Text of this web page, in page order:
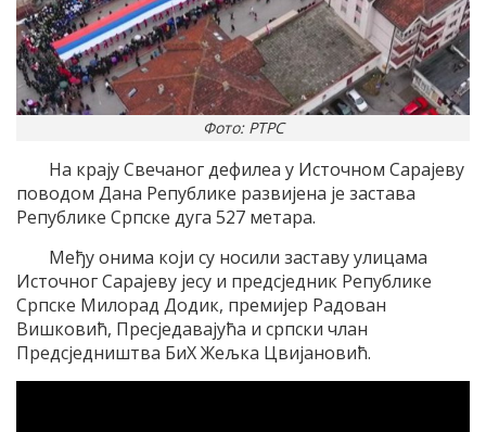
Фото: РТРС
На крају Свечаног дефилеа у Источном Сарајеву
поводом Дана Републике развијена је застава
Републике Српске дуга 527 метара.
Међу онима који су носили заставу улицама
Источног Сарајеву јесу и предсједник Републике
Српске Милорад Додик, премијер Радован
Вишковић, Пресједавајућа и српски члан
Предсједништва БиХ Жељка Цвијановић.